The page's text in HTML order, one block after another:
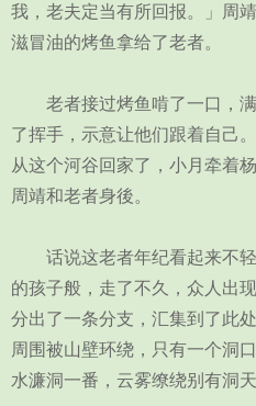
我，老夫定当有所回报。」周
滋冒油的烤鱼拿给了老者。
老者接过烤鱼啃了一口，满
了挥手，示意让他们跟着自己
从这个河谷回家了，小月牵着
周靖和老者身後。
话说这老者年纪看起来不轻
的孩子般，走了不久，众人出
分出了一条分支，汇集到了此
周围被山壁环绕，只有一个洞
水濂洞一番，云雾缭绕别有洞天